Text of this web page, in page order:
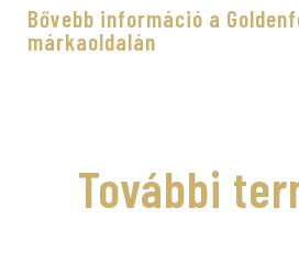
Bővebb információ a
márkaoldalán
További